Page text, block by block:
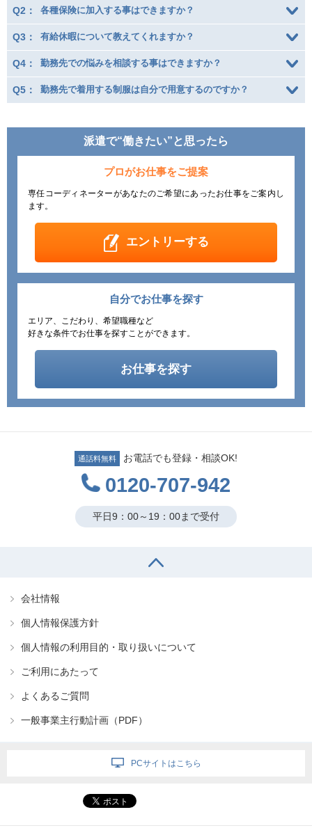
Q2： 各種保険に加入する事はできますか？
Q3： 有給休暇について教えてくれますか？
Q4： 勤務先での悩みを相談する事はできますか？
Q5： 勤務先で着用する制服は自分で用意するのですか？
派遣で“働きたい”と思ったら
プロがお仕事をご提案
専任コーディネーターがあなたのご希望にあったお仕事をご案内し
ます。
エントリーする
自分でお仕事を探す
エリア、こだわり、希望職種など
好きな条件でお仕事を探すことができます。
お仕事を探す
通話料無料 お電話でも登録・相談OK!
0120-707-942
平日9：00～19：00まで受付
会社情報
個人情報保護方針
個人情報の利用目的・取り扱いについて
ご利用にあたって
よくあるご質問
一般事業主行動計画（PDF）
PCサイトはこちら